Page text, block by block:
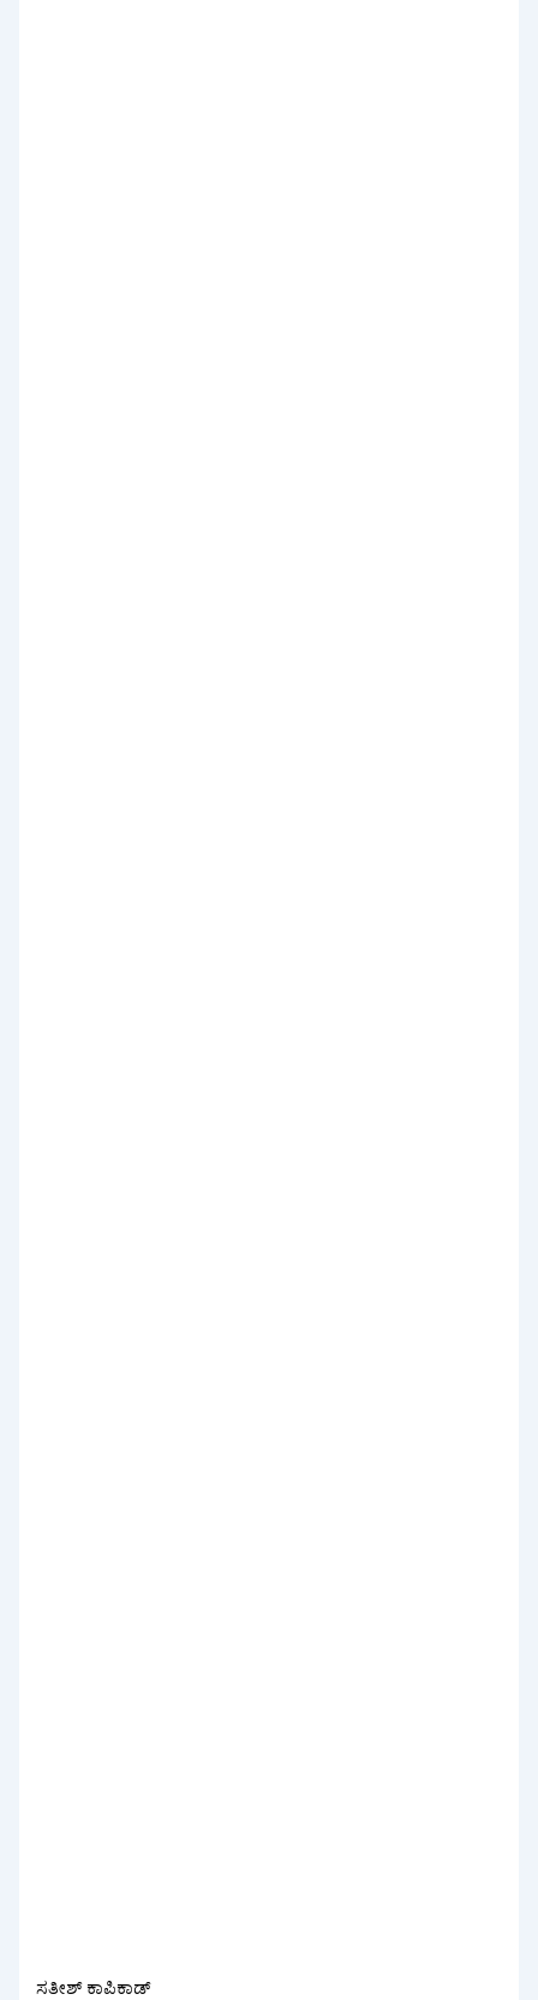
ಸತೀಶ್ ಕಾಪಿಕಾಡ್